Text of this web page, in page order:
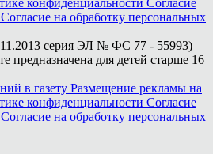
Согласие на обработку персональных
серия ЭЛ № ФС 77 - 55993)
предназначена для детей старше 16
в газету Размещение рекламы на
конфиденциальности Согласие
Согласие на обработку персональных